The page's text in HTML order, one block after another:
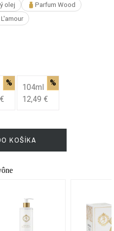
olej
Parfum Wood
% 104ml %
12,49 €
KOŠÍKA